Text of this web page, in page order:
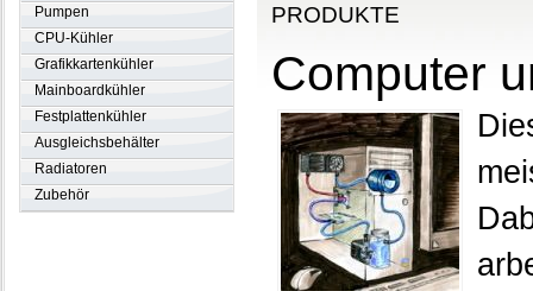
Pumpen
CPU-Kühler
Grafikkartenkühler
Mainboardkühler
Festplattenkühler
Ausgleichsbehälter
Radiatoren
Zubehör
PRODUKTE
Computer